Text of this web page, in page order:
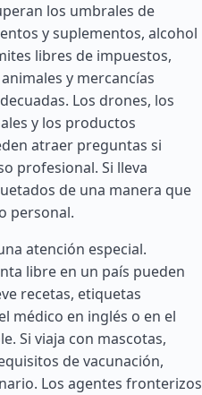
los umbrales de
y suplementos, alcohol
libres de impuestos,
y mercancías
Los drones, los
y los productos
atraer preguntas si
profesional. Si lleva
de una manera que
personal.
atención especial.
libre en un país pueden
recetas, etiquetas
médico en inglés o en el
Si viaja con mascotas,
de vacunación,
Los agentes fronterizos